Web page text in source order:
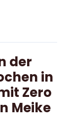
der
in
Zero
Meike